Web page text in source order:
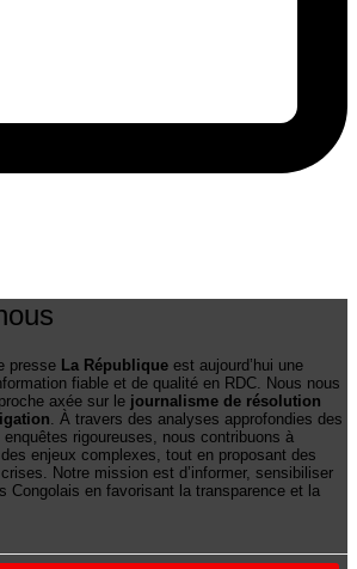
presse La République est aujourd’hui une
fiable et de qualité en RDC. Nous nous
axée sur le journalisme de résolution
. À travers des analyses approfondies des
rigoureuses, nous contribuons à
enjeux complexes, tout en proposant des
Notre mission est d’informer, sensibiliser
Congolais en favorisant la transparence et la